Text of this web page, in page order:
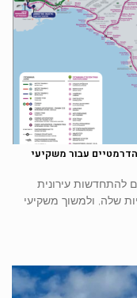
עבור משקיעי
להתחדשות עירונית
שלה, ולמשוך משקיעי